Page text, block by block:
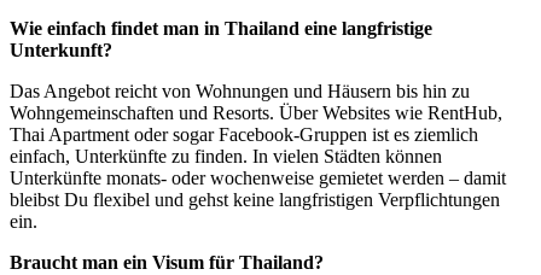
Wie einfach findet man in Thailand eine langfristige
Unterkunft?
Das Angebot reicht von Wohnungen und Häusern bis hin zu
Wohngemeinschaften und Resorts. Über Websites wie RentHub,
Thai Apartment oder sogar Facebook-Gruppen ist es ziemlich
einfach, Unterkünfte zu finden. In vielen Städten können
Unterkünfte monats- oder wochenweise gemietet werden – damit
bleibst Du flexibel und gehst keine langfristigen Verpflichtungen
ein.
Braucht man ein Visum für Thailand?